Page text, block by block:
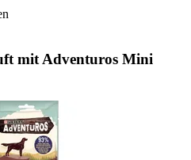
mit Adventuros Mini